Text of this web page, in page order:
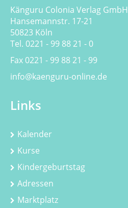
Känguru Colonia Verlag GmbH
Hansemannstr. 17-21
50823 Köln
Tel. 0221 - 99 88 21 - 0
Fax 0221 - 99 88 21 - 99
info@kaenguru-online.de
Links
Kalender
Kurse
Kindergeburtstag
Adressen
Marktplatz